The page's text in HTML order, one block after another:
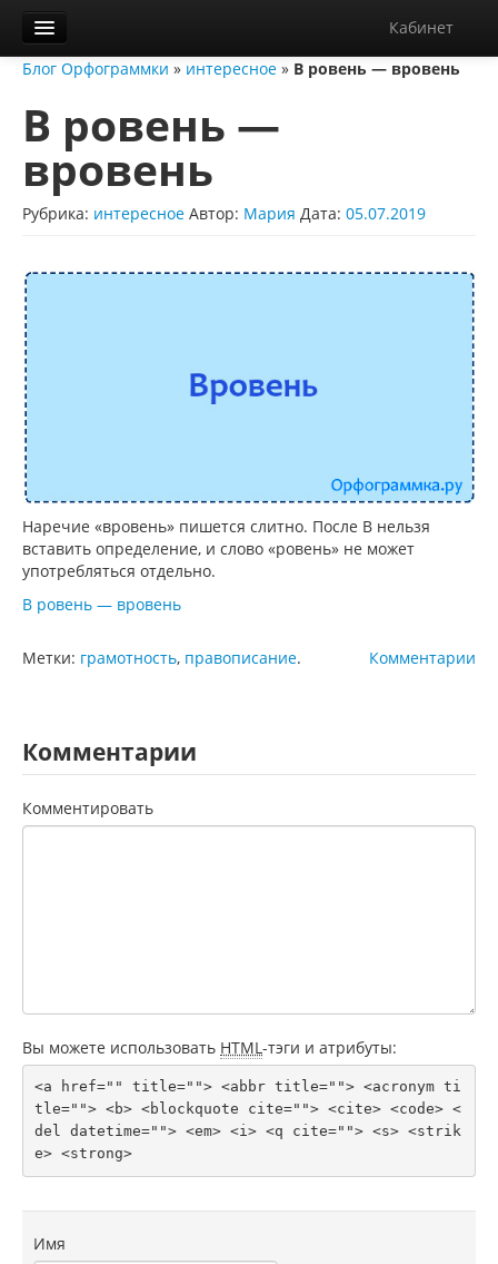
Кабинет
Орфограммка
Библиотека
Блог
О нас
Блог Орфограммки » интересное » В ровень — вровень
В ровень —
вровень
Рубрика: интересное Автор: Мария Дата: 05.07.2019
Наречие «вровень» пишется слитно. После В нельзя
вставить определение, и слово «ровень» не может
употребляться отдельно.
В ровень — вровень
Комментарии
Метки: грамотность, правописание.
Комментарии
Комментировать
Вы можете использовать HTML -тэги и атрибуты:
<a href="" title=""> <abbr title=""> <acronym ti
tle=""> <b> <blockquote cite=""> <cite> <code> <
del datetime=""> <em> <i> <q cite=""> <s> <strik
e> <strong>
Имя